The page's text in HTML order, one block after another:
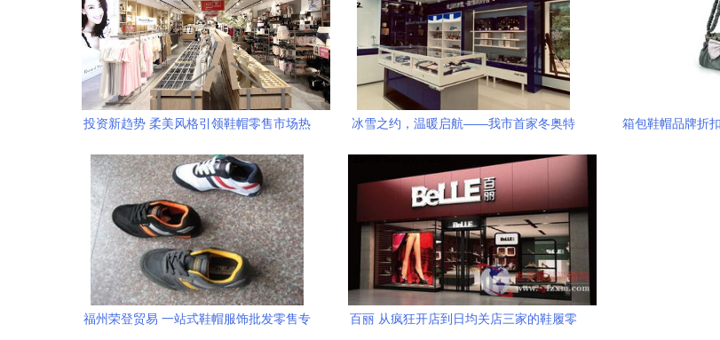
投资新趋势 柔美风格引领鞋帽零售市场热
冰雪之约，温暖启航——我市首家冬奥特
箱包鞋帽品牌折
福州荣登贸易 一站式鞋帽服饰批发零售专
百丽 从疯狂开店到日均关店三家的鞋履零